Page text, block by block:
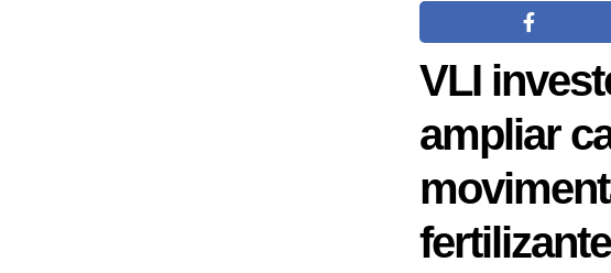
VLI
ampliar